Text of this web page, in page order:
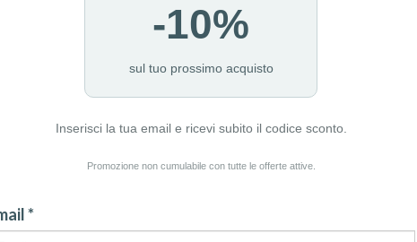
GIOIELLI MODA OROLOGI
-10%
sul tuo prossimo acquisto
Inserisci la tua email e ricevi subito il codice sconto.
Promozione non cumulabile con tutte le offerte attive.
*